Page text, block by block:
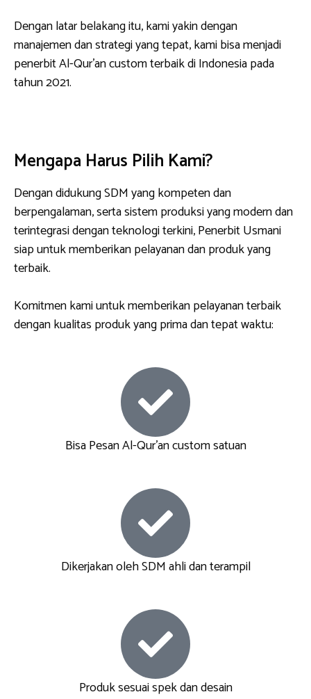
Dengan latar belakang itu, kami yakin dengan
manajemen dan strategi yang tepat, kami bisa menjadi
penerbit Al-Qur’an custom terbaik di Indonesia pada
tahun 2021.
Mengapa Harus Pilih Kami?
Dengan didukung SDM yang kompeten dan
berpengalaman, serta sistem produksi yang modern dan
terintegrasi dengan teknologi terkini, Penerbit Usmani
siap untuk memberikan pelayanan dan produk yang
terbaik.
Komitmen kami untuk memberikan pelayanan terbaik
dengan kualitas produk yang prima dan tepat waktu:
Bisa Pesan Al-Qur'an custom satuan
Dikerjakan oleh SDM ahli dan terampil
Produk sesuai spek dan desain